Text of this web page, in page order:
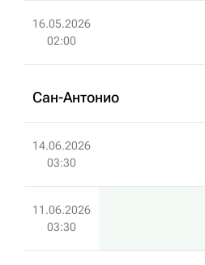
16.05.2026
02:00
Сан-Антонио
14.06.2026
03:30
11.06.2026
03:30